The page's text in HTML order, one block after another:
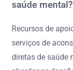
saúde mental?
Recursos de
serviços de
diretas de saúde